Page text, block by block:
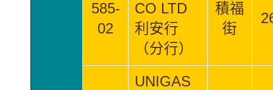
585-
02
CO LTD
利安行
（分行）
積福
街
UNIGAS